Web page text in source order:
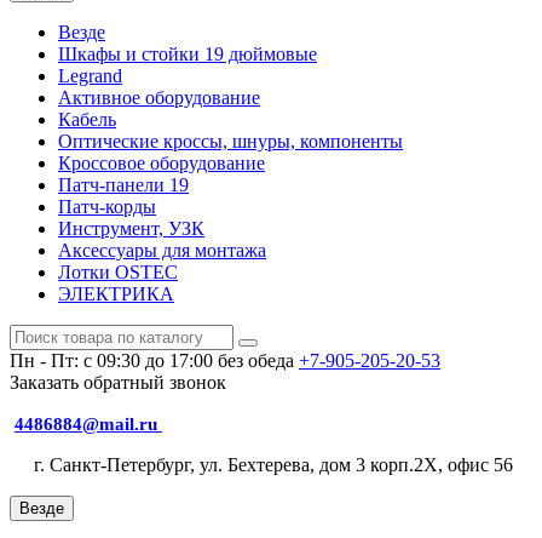
Везде
Шкафы и стойки 19 дюймовые
Legrand
Активное оборудование
Кабель
Оптические кроссы, шнуры, компоненты
Кроссовое оборудование
Патч-панели 19
Патч-корды
Инструмент, УЗК
Аксессуары для монтажа
Лотки OSTEC
ЭЛЕКТРИКА
Пн - Пт: с 09:30 до 17:00 без обеда +7-905-205-20-53
Заказать обратный звонок
4486884@mail.ru
г. Санкт-Петербург, ул. Бехтерева, дом 3 корп.2X, офис 56
Везде